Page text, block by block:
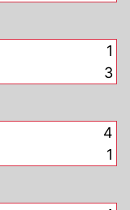
1
3
4
1